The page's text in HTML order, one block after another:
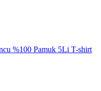
%100 Pamuk 5Li T-shirt